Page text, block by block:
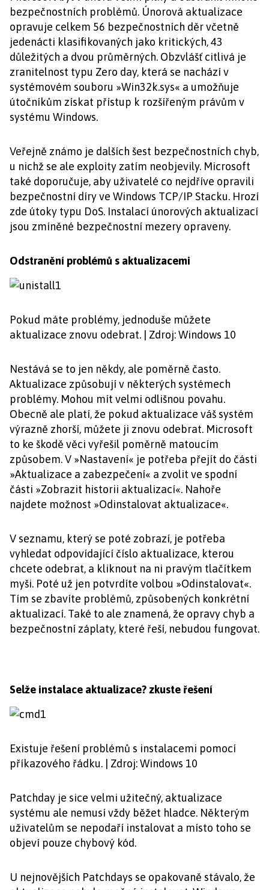
bezpečnostních problémů. Únorová aktualizace
opravuje celkem 56 bezpečnostních děr včetně
jedenácti klasifikovaných jako kritických, 43
důležitých a dvou průměrných. Obzvlášť citlivá je
zranitelnost typu Zero day, která se nachází v
systémovém souboru »Win32k.sys« a umožňuje
útočníkům získat přístup k rozšířeným právům v
systému Windows.
Veřejně známo je dalších šest bezpečnostních chyb,
u nichž se ale exploity zatím neobjevily. Microsoft
také doporučuje, aby uživatelé co nejdříve opravili
bezpečnostní díry ve Windows TCP/IP Stacku. Hrozí
zde útoky typu DoS. Instalací únorových aktualizací
jsou zmíněné bezpečnostní mezery opraveny.
Odstranění problémů s aktualizacemi
Pokud máte problémy, jednoduše můžete
aktualizace znovu odebrat. | Zdroj: Windows 10
Nestává se to jen někdy, ale poměrně často.
Aktualizace způsobují v některých systémech
problémy. Mohou mít velmi odlišnou povahu.
Obecně ale platí, že pokud aktualizace váš systém
výrazně zhorší, můžete ji znovu odebrat. Microsoft
to ke škodě věci vyřešil poměrně matoucím
způsobem. V »Nastavení« je potřeba přejít do části
»Aktualizace a zabezpečení« a zvolit ve spodní
části »Zobrazit historii aktualizací«. Nahoře
najdete možnost »Odinstalovat aktualizace«.
V seznamu, který se poté zobrazí, je potřeba
vyhledat odpovídající číslo aktualizace, kterou
chcete odebrat, a kliknout na ni pravým tlačítkem
myši. Poté už jen potvrdíte volbou »Odinstalovat«.
Tím se zbavíte problémů, způsobených konkrétní
aktualizací. Také to ale znamená, že opravy chyb a
bezpečnostní záplaty, které řeší, nebudou fungovat.
Selže instalace aktualizace? zkuste řešení
Existuje řešení problémů s instalacemi pomocí
příkazového řádku. | Zdroj: Windows 10
Patchday je sice velmi užitečný, aktualizace
systému ale nemusí vždy běžet hladce. Některým
uživatelům se nepodaří instalovat a místo toho se
objeví pouze chybový kód.
U nejnovějších Patchdays se opakovaně stávalo, že